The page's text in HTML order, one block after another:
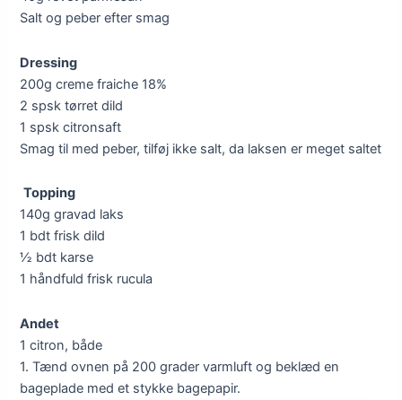
Salt og peber efter smag
Dressing
200g creme fraiche 18%
2 spsk tørret dild
1 spsk citronsaft
Smag til med peber, tilføj ikke salt, da laksen er meget saltet
Topping
140g gravad laks
1 bdt frisk dild
½ bdt karse
1 håndfuld frisk rucula
Andet
1 citron, både
1. Tænd ovnen på 200 grader varmluft og beklæd en
bageplade med et stykke bagepapir.